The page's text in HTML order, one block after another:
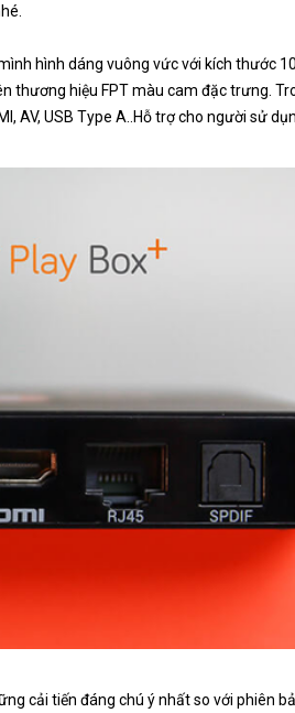
hình dáng vuông vức với kích thước
thương hiệu FPT màu cam đặc trưng.
AV, USB Type A..Hỗ trợ cho người sử
cải tiến đáng chú ý nhất so với phiên